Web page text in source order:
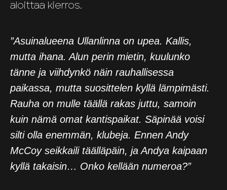
aloittaa kierros.
”Asuinalueena Ullanlinna on upea. Kallis,
mutta ihana. Alun perin mietin, kuulunko
tänne ja viihdynkö näin rauhallisessa
paikassa, mutta suosittelen kyllä lämpimästi.
Rauha on mulle täällä rakas juttu, samoin
kuin nämä omat kantispaikat. Säpinää voisi
silti olla enemmän, klubeja. Ennen Andy
McCoy seikkaili täälläpäin, ja Andya kaipaan
kyllä takaisin… Onko kellään numeroa?”